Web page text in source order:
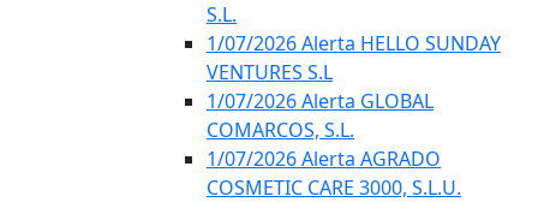
S.L.
1/07/2026 Alerta HELLO SUNDAY
VENTURES S.L
1/07/2026 Alerta GLOBAL
COMARCOS, S.L.
1/07/2026 Alerta AGRADO
COSMETIC CARE 3000, S.L.U.